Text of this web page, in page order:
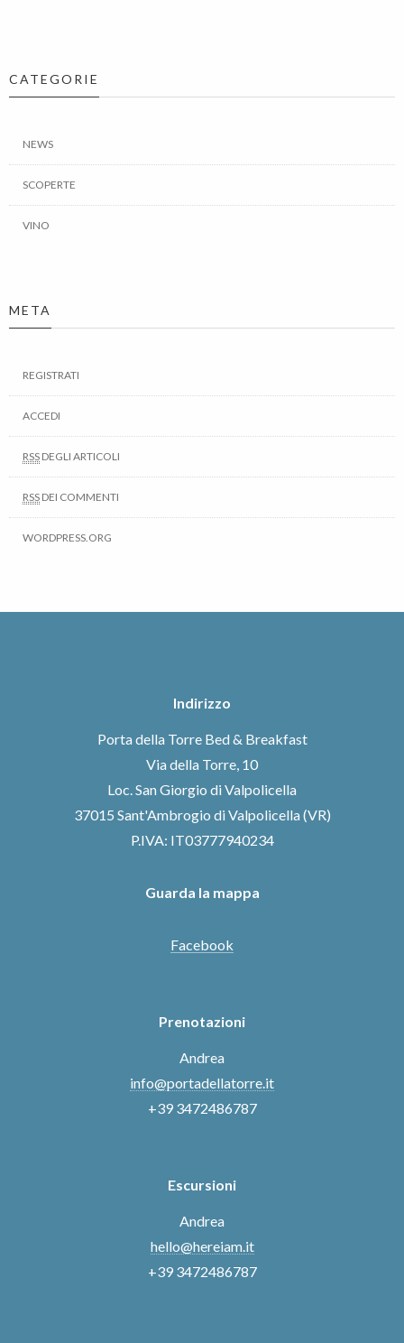
CATEGORIE
NEWS
SCOPERTE
VINO
META
REGISTRATI
ACCEDI
RSS DEGLI ARTICOLI
RSS DEI COMMENTI
WORDPRESS.ORG
Indirizzo
Porta della Torre Bed & Breakfast
Via della Torre, 10
Loc. San Giorgio di Valpolicella
37015 Sant'Ambrogio di Valpolicella (VR)
P.IVA: IT03777940234
Guarda la mappa
Facebook
Prenotazioni
Andrea
info@portadellatorre.it
+39 3472486787
Escursioni
Andrea
hello@hereiam.it
+39 3472486787